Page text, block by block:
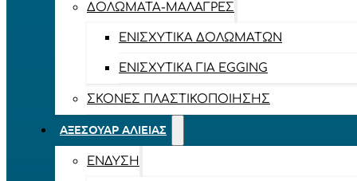
ΔΟΛΏΜΑΤΑ-ΜΑΛΆΓΡΕΣ
ΕΝΙΣΧΥΤΙΚΆ ΔΟΛΩΜΆΤΩΝ
ΕΝΙΣΧΥΤΙΚΆ ΓΙΑ EGGING
ΣΚΌΝΕΣ ΠΛΑΣΤΙΚΟΠΟΊΗΣΗΣ
ΑΞΕΣΟΥΆΡ ΑΛΙΕΊΑΣ
ΈΝΔΥΣΗ